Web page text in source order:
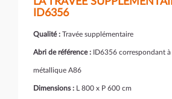
ID6356
Qualité : Travée supplémentaire
Abri de référence : ID6356 correspondant à
métallique A86
Dimensions : L 800 x P 600 cm